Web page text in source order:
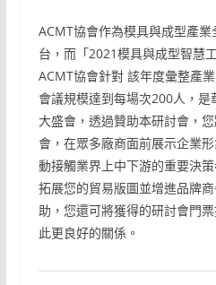
ACMT協會作為模具與成型產
台，而「2021模具與成型智慧
ACMT協會針對 該年度彙整產
會議規模達到每場次200人，
大盛會，透過贊助本研討會，
會，在眾多廠商面前展示企業
動接觸業界上中下游的重要決
拓展您的貿易版圖並增進品牌
助，您還可將獲得的研討會門
此更良好的關係。